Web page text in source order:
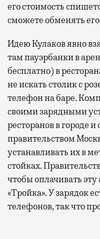
его стоимость
сможете обменять
Идею Кулаков явно
там пауэрбанки в
бесплатно) в
не искать столик с
телефон на баре.
своими зарядными
ресторанов в городе и
правительством
устанавливать их в
стойках.
чтобы оплачивать
«Тройка». У зарядок
телефонов, так что